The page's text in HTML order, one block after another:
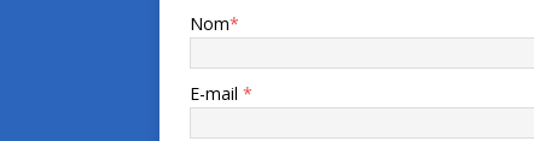
Nom*
E-mail *